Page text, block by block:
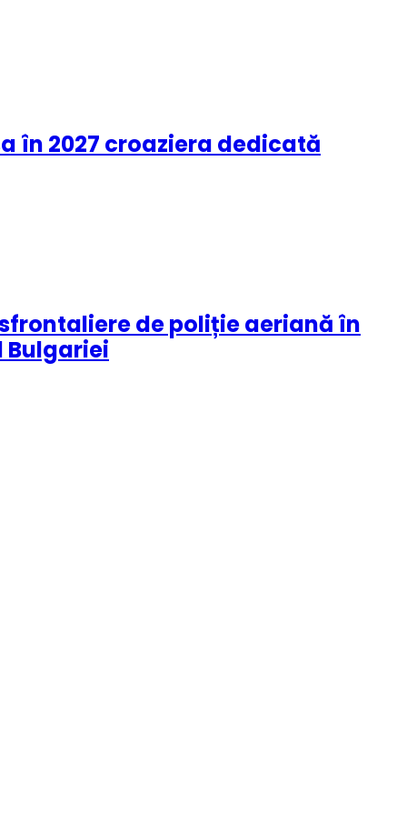
în 2027 croaziera dedicată
de poliție aeriană în
Bulgariei